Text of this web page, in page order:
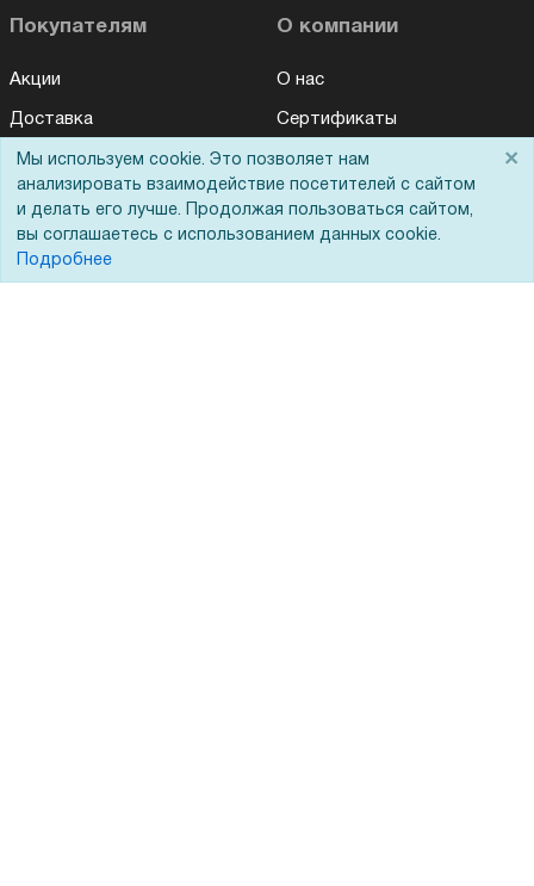
Покупателям
Акции
Доставка
Оплата
Для дилеров
Лизинг
О компании
О нас
Сертификаты
Новости
Контакты
Мы используем cookie. Это позволяет нам
анализировать взаимодействие посетителей с сайтом
и делать его лучше. Продолжая пользоваться сайтом,
вы соглашаетесь с использованием данных cookie.
Подробнее
×